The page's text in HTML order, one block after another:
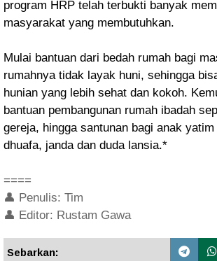
program HRP telah terbukti banyak
masyarakat yang membutuhkan.
Mulai bantuan dari bedah rumah bagi
rumahnya tidak layak huni, sehingga
hunian yang lebih sehat dan kokoh.
bantuan pembangunan rumah ibadah
gereja, hingga santunan bagi anak
dhuafa, janda dan duda lansia.*
====
👤 Penulis: Tim
👤 Editor: Rustam Gawa
Sebarkan: